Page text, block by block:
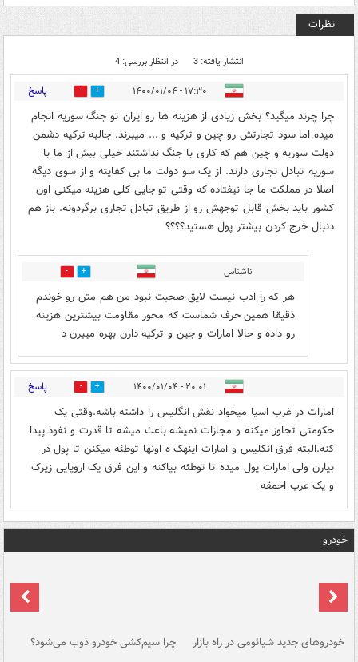
نظرات
انتشار یافته: 3 در انتظار بررسی: 4
۱۷:۳۰ - ۱۴۰۰/۰۱/۰۴ 13 پاسخ
چرا چرند میگید؟ بخش زیادی از هزینه ها رو ایران تو جنگ سوریه انجام
میده اما سود تجارتش رو چین و ترکیه و ... میبرند. جالبه ترکیه دشمن
دولت سوریه و چین هم که کاری با جنگ نداشتند خیلی بیش از ما با
سوریه تبادل تجاری دارند. از یک سو دولت ما بی کفایته و از سوی دیگه
اصلا در مملکت ما جا نیفتاده که وقتی تو جایی کلی هزینه میکنی اون
کشور باید بخش قابل توجهش رو از طریق تبادل تجاری برگردونه. باز هم
دنبال خرج کردن بیشتر پول هستید؟؟؟؟
ناشناس 12
هر که را ادب نیست لایق صحبت نبود من هم متن رو خوندم
ذقیقا همین حرف شماست که محور مقاومت بیشترین هزینه
رو داده و حالا امارات و جین و ترکیه دارن بهره میبرن د
۲۰:۰۱ - ۱۴۰۰/۰۱/۰۴ 11 پاسخ
امارات در غرب اسیا میخواد نقش انگلیس را داشته باشه.وقتی یک
حکومتی تجاوز میکنه و مجازات نمیشه باعث میشه تا قدرت و نفوذ پیدا
کنه.البته فرق انکلیس و امارات اینهک ه اونها توطئه میکنن تا پول در
بیارن ولی امارات پول میده تا توطئه بپاکنه و این فرق یک اروپایی زیرک
و یک عرب احمقه
خودرو
خودروهای جدید شیائومی در راه بازار چرا سیم‌کشی خودرو ذوب می‌شود؟